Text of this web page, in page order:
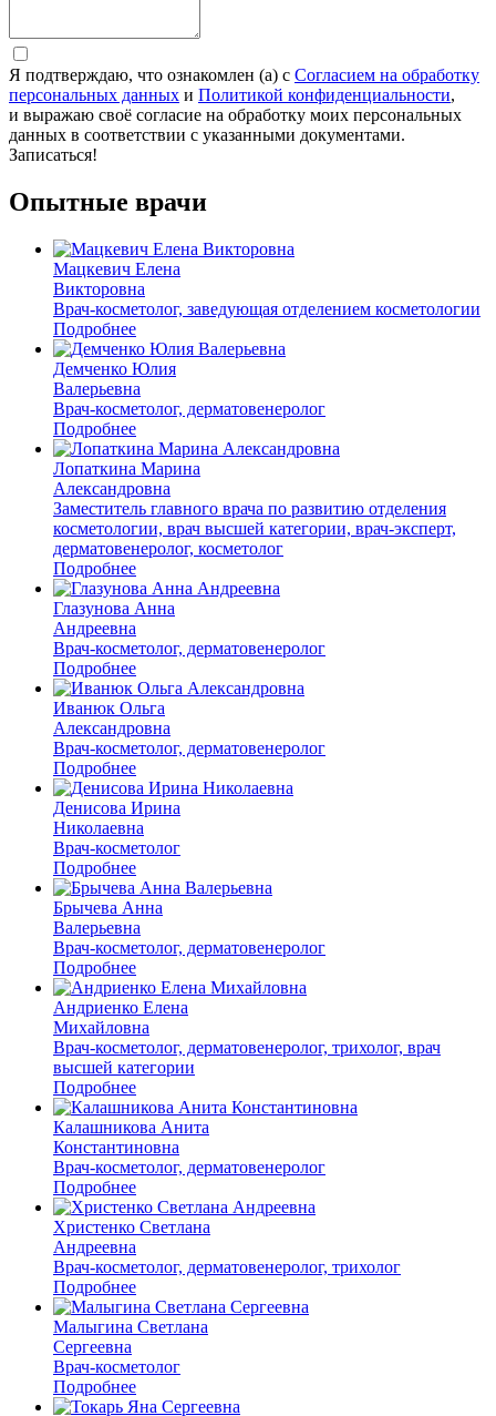
Я подтверждаю, что ознакомлен (а) с Согласием на обработку
персональных данных и Политикой конфиденциальности,
и выражаю своё согласие на обработку моих персональных
данных в соответствии с указанными документами.
Записаться!
Опытные врачи
Мацкевич Елена
Викторовна
Врач-косметолог, заведующая отделением косметологии
Подробнее
Демченко Юлия
Валерьевна
Врач-косметолог, дерматовенеролог
Подробнее
Лопаткина Марина
Александровна
Заместитель главного врача по развитию отделения
косметологии, врач высшей категории, врач-эксперт,
дерматовенеролог, косметолог
Подробнее
Глазунова Анна
Андреевна
Врач-косметолог, дерматовенеролог
Подробнее
Иванюк Ольга
Александровна
Врач-косметолог, дерматовенеролог
Подробнее
Денисова Ирина
Николаевна
Врач-косметолог
Подробнее
Брычева Анна
Валерьевна
Врач-косметолог, дерматовенеролог
Подробнее
Андриенко Елена
Михайловна
Врач-косметолог, дерматовенеролог, трихолог, врач
высшей категории
Подробнее
Калашникова Анита
Константиновна
Врач-косметолог, дерматовенеролог
Подробнее
Христенко Светлана
Андреевна
Врач-косметолог, дерматовенеролог, трихолог
Подробнее
Малыгина Светлана
Сергеевна
Врач-косметолог
Подробнее